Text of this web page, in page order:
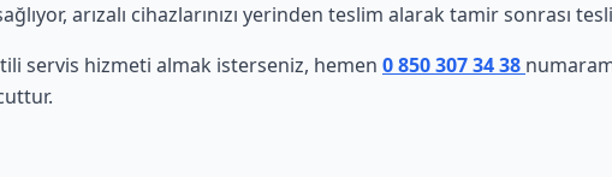
arızalı cihazlarınızı yerinden teslim alarak tamir sonrası
servis hizmeti almak isterseniz, hemen 0 850 307 34 38